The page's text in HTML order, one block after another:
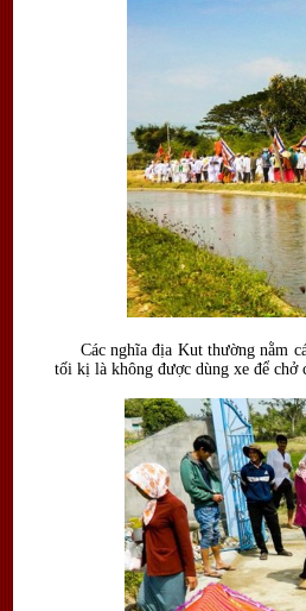
Các nghĩa địa Kut thường nằm
tối kị là không được dùng xe để chở